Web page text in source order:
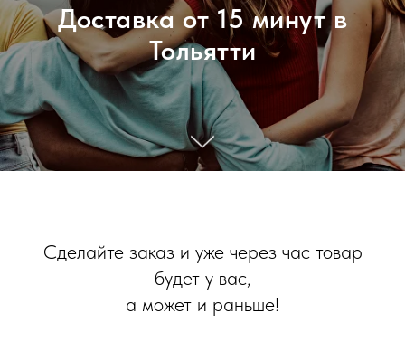
Доставка от 15 минут в
Тольятти
Сделайте заказ и уже через час товар
будет у вас,
а может и раньше!